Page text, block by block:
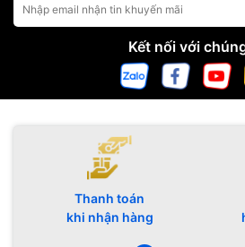
Kết nối với
Thanh toán
khi nhận hàng